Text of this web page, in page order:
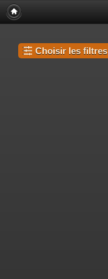
Choisir les filtres